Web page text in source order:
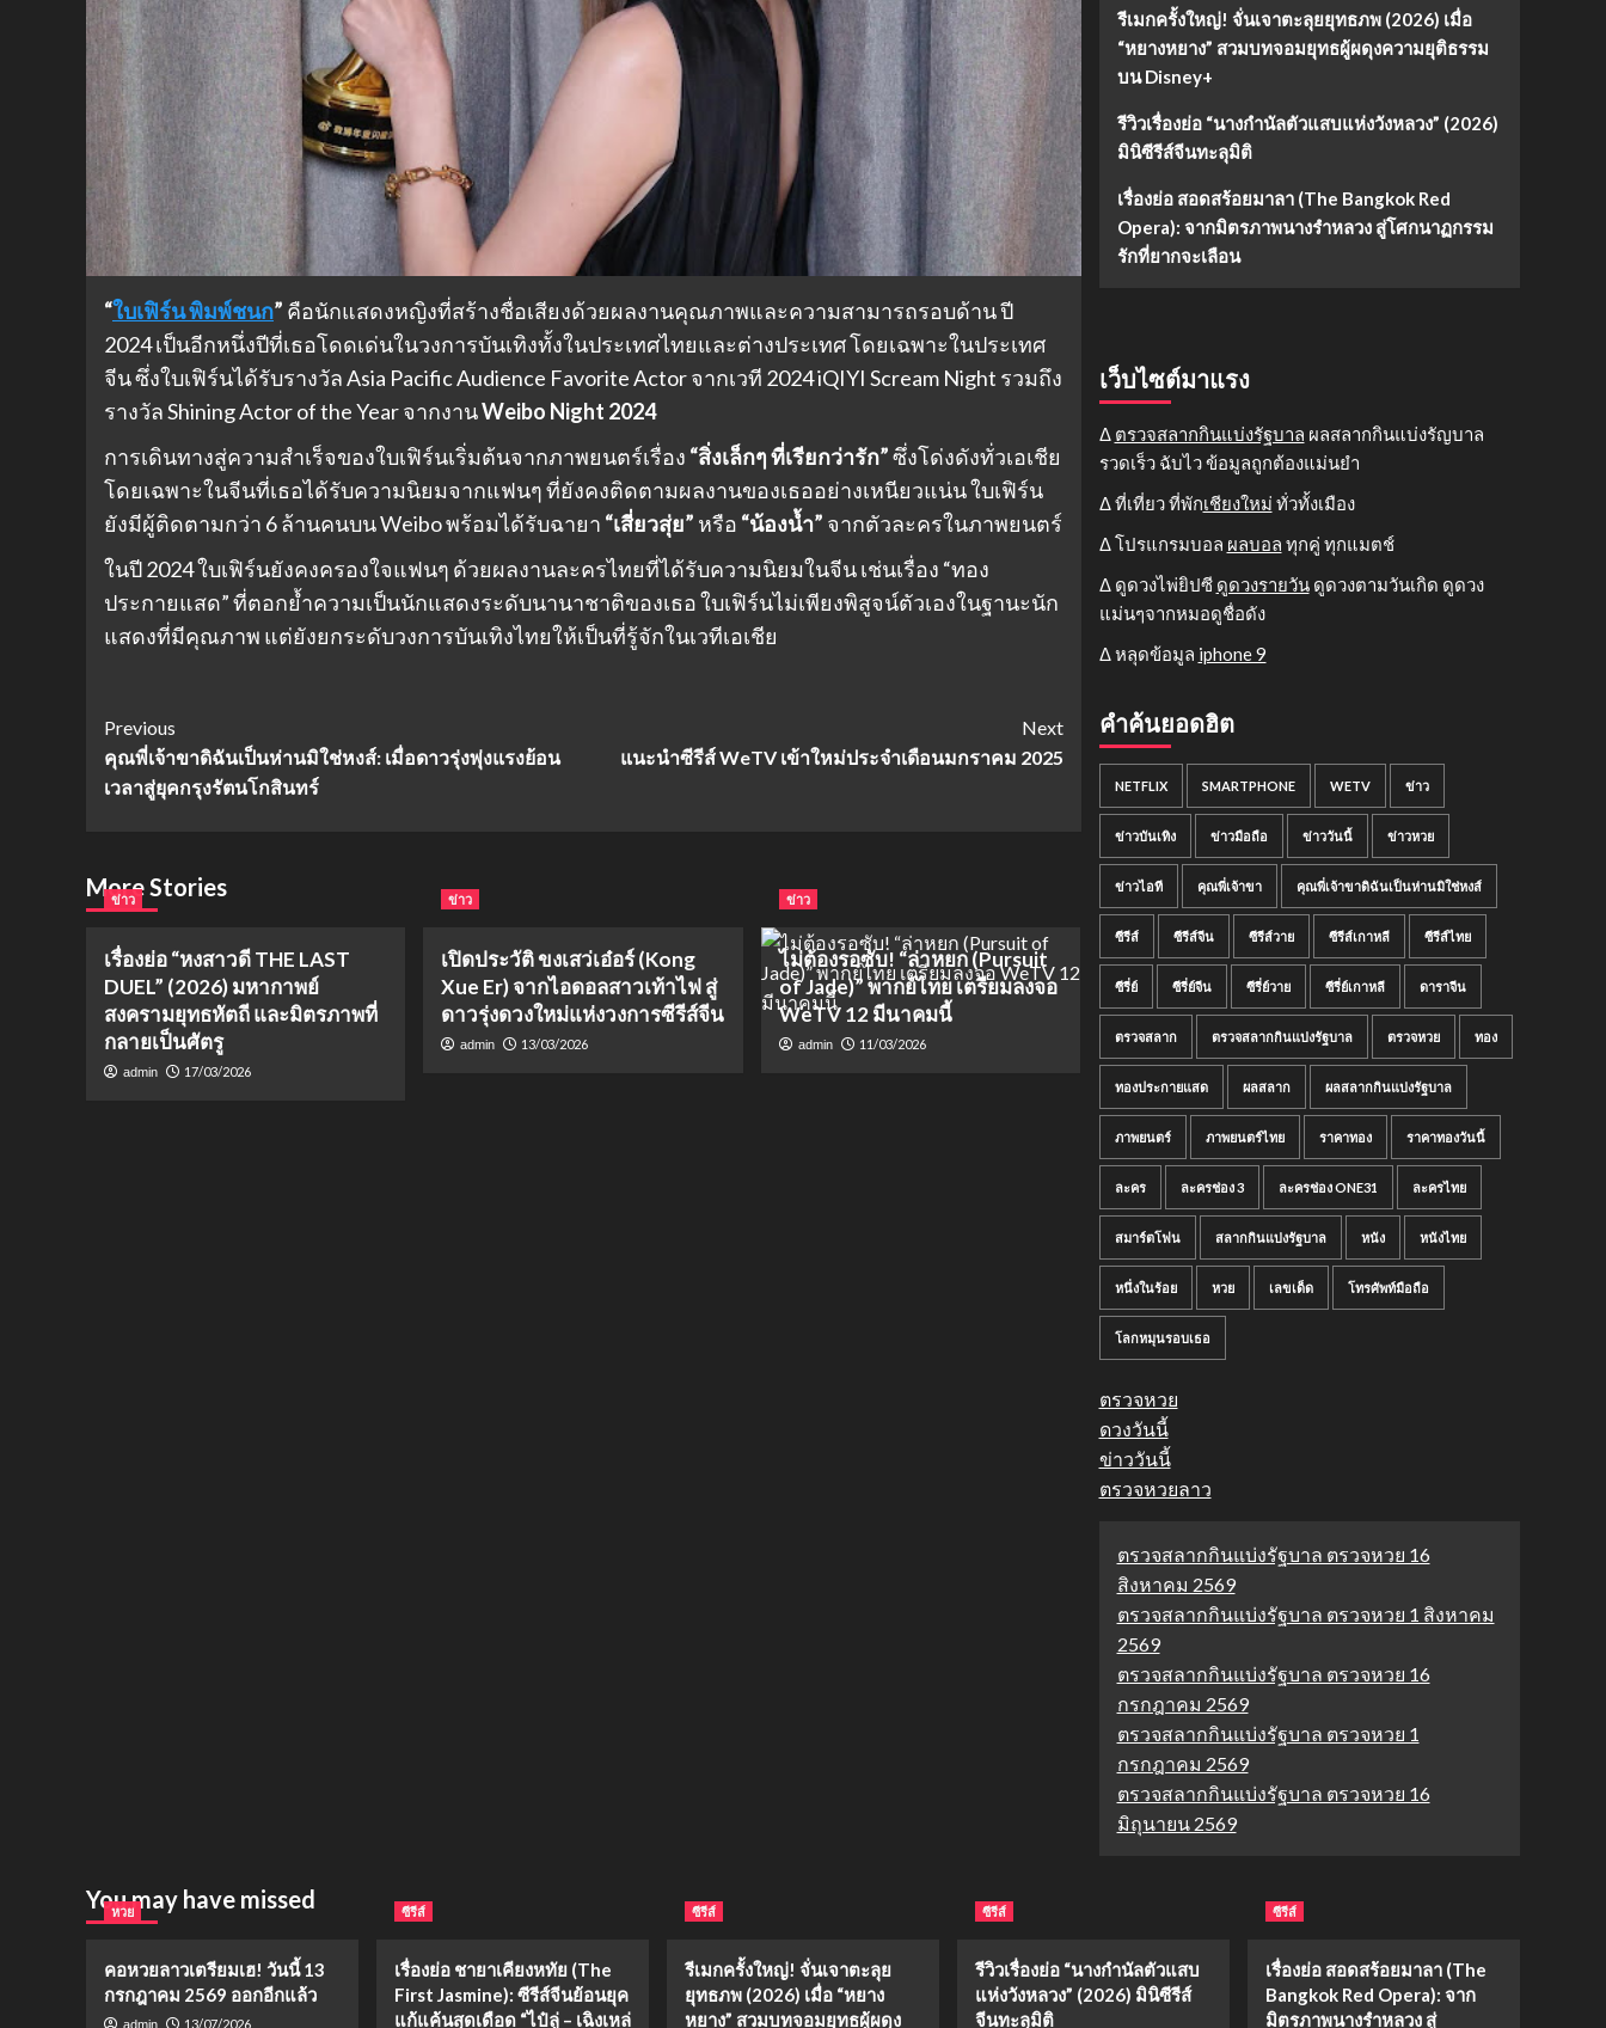
“ใบเฟิร์น พิมพ์ชนก” คือนักแสดงหญิงที่สร้างชื่อเสียงด้วยผลงานคุณภาพและความสามารถรอบด้าน ปี
2024 เป็นอีกหนึ่งปีที่เธอโดดเด่นในวงการบันเทิงทั้งในประเทศไทยและต่างประเทศ โดยเฉพาะในประเทศ
จีน ซึ่งใบเฟิร์นได้รับรางวัล Asia Pacific Audience Favorite Actor จากเวที 2024 iQIYI Scream Night รวมถึง
รางวัล Shining Actor of the Year จากงานWeibo Night 2024
การเดินทางสู่ความสำเร็จของใบเฟิร์นเริ่มต้นจากภาพยนตร์เรื่อง “สิ่งเล็กๆ ที่เรียกว่ารัก”ซึ่งโด่งดังทั่วเอเชีย
โดยเฉพาะในจีนที่เธอได้รับความนิยมจากแฟนๆ ที่ยังคงติดตามผลงานของเธออย่างเหนียวแน่น ใบเฟิร์น
ยังมีผู้ติดตามกว่า 6 ล้านคนบน Weibo พร้อมได้รับฉายา “เสี่ยวสุ่ย” หรือ “น้องน้ำ” จากตัวละครในภาพยนตร์
ในปี 2024 ใบเฟิร์นยังคงครองใจแฟนๆ ด้วยผลงานละครไทยที่ได้รับความนิยมในจีน เช่นเรื่อง “ทอง
ประกายแสด” ที่ตอกย้ำความเป็นนักแสดงระดับนานาชาติของเธอ ใบเฟิร์นไม่เพียงพิสูจน์ตัวเองในฐานะนัก
แสดงที่มีคุณภาพ แต่ยังยกระดับวงการบันเทิงไทยให้เป็นที่รู้จักในเวทีเอเชีย
Post
Navigation
Previous
คุณพี่เจ้าขาดิฉันเป็นห่านมิใช่หงส์: เมื่อดาวรุ่งพุ่งแรงย้อน
เวลาสู่ยุคกรุงรัตนโกสินทร์
Next
แนะนำซีรีส์ WeTV เข้าใหม่ประจำเดือนมกราคม 2025
More Stories
ข่าว
เรื่องย่อ “หงสาวดี THE LAST
DUEL” (2026) มหากาพย์
สงครามยุทธหัตถี และมิตรภาพที่
กลายเป็นศัตรู
admin 17/03/2026
ข่าว
เปิดประวัติ ขงเสว่เอ๋อร์ (Kong
Xue Er) จากไอดอลสาวเท้าไฟ สู่
ดาวรุ่งดวงใหม่แห่งวงการซีรีส์จีน
admin 13/03/2026
ข่าว
ไม่ต้องรอซับ! “ล่าหยก (Pursuit
of Jade)” พากย์ไทย เตรียมลงจอ
WeTV 12 มีนาคมนี้
admin 11/03/2026
รีเมกครั้งใหญ่! จั่นเจาตะลุยยุทธภพ (2026) เมื่อ
“หยางหยาง” สวมบทจอมยุทธผู้ผดุงความยุติธรรม
บน Disney+
รีวิวเรื่องย่อ “นางกำนัลตัวแสบแห่งวังหลวง” (2026)
มินิซีรีส์จีนทะลุมิติ
เรื่องย่อ สอดสร้อยมาลา (The Bangkok Red
Opera): จากมิตรภาพนางรำหลวง สู่โศกนาฏกรรม
รักที่ยากจะเลือน
เว็บไซต์มาแรง
Δ ตรวจสลากกินแบ่งรัฐบาล ผลสลากกินแบ่งรัญบาล
รวดเร็ว ฉับไว ข้อมูลถูกต้องแม่นยำ
Δ ที่เที่ยว ที่พักเชียงใหม่ ทั่วทั้งเมือง
Δ โปรแกรมบอล ผลบอล ทุกคู่ ทุกแมตช์
Δ ดูดวงไพ่ยิปซี ดูดวงรายวันดูดวงตามวันเกิด ดูดวง
แม่นๆจากหมอดูชื่อดัง
Δ หลุดข้อมูล iphone 9
คำค้นยอดฮิต
NETFLIX SMARTPHONE WETV ข่าว
ข่าวบันเทิง ข่าวมือถือ ข่าววันนี้ ข่าวหวย
ข่าวไอที คุณพี่เจ้าขา คุณพี่เจ้าขาดิฉันเป็นห่านมิใช่หงส์
ซีรีส์ ซีรีส์จีน ซีรีส์วาย ซีรีส์เกาหลี ซีรีส์ไทย
ซีรี่ย์ ซีรี่ย์จีน ซีรี่ย์วาย ซีรี่ย์เกาหลี ดาราจีน
ตรวจสลาก ตรวจสลากกินแบ่งรัฐบาล ตรวจหวย ทอง
ทองประกายแสด ผลสลาก ผลสลากกินแบ่งรัฐบาล
ภาพยนตร์ ภาพยนตร์ไทย ราคาทอง ราคาทองวันนี้
ละคร ละครช่อง 3 ละครช่อง ONE31 ละครไทย
สมาร์ตโฟน สลากกินแบ่งรัฐบาล หนัง หนังไทย
หนึ่งในร้อย หวย เลขเด็ด โทรศัพท์มือถือ
โลกหมุนรอบเธอ
ตรวจหวย
ดวงวันนี้
ข่าววันนี้
ตรวจหวยลาว
ตรวจสลากกินแบ่งรัฐบาล ตรวจหวย 16
สิงหาคม 2569
ตรวจสลากกินแบ่งรัฐบาล ตรวจหวย 1 สิงหาคม
2569
ตรวจสลากกินแบ่งรัฐบาล ตรวจหวย 16
กรกฎาคม 2569
ตรวจสลากกินแบ่งรัฐบาล ตรวจหวย 1
กรกฎาคม 2569
ตรวจสลากกินแบ่งรัฐบาล ตรวจหวย 16
มิถุนายน 2569
You may have missed
หวย
คอหวยลาวเตรียมเฮ! วันนี้ 13
กรกฎาคม 2569 ออกอีกแล้ว
admin 13/07/2026
ซีรีส์
เรื่องย่อ ชายาเคียงหทัย (The
First Jasmine): ซีรีส์จีนย้อนยุค
แก้แค้นสุดเดือด “ไป๋ลู่ – เฉิงเหล่
ซีรีส์
รีเมกครั้งใหญ่! จั่นเจาตะลุย
ยุทธภพ (2026) เมื่อ “หยาง
หยาง” สวมบทจอมยุทธผู้ผดุง
ซีรีส์
รีวิวเรื่องย่อ “นางกำนัลตัวแสบ
แห่งวังหลวง” (2026) มินิซีรีส์
จีนทะลุมิติ
ซีรีส์
เรื่องย่อ สอดสร้อยมาลา (The
Bangkok Red Opera): จาก
มิตรภาพนางรำหลวง สู่